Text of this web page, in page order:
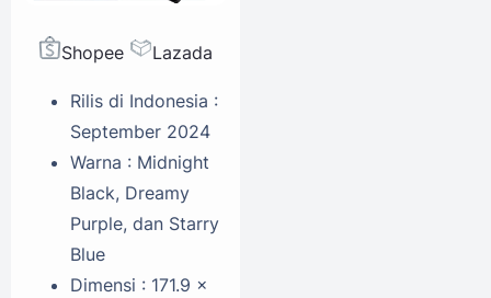
Shopee Lazada
Rilis di Indonesia :
September 2024
Warna : Midnight
Black, Dreamy
Purple, dan Starry
Blue
Dimensi : 171.9 x